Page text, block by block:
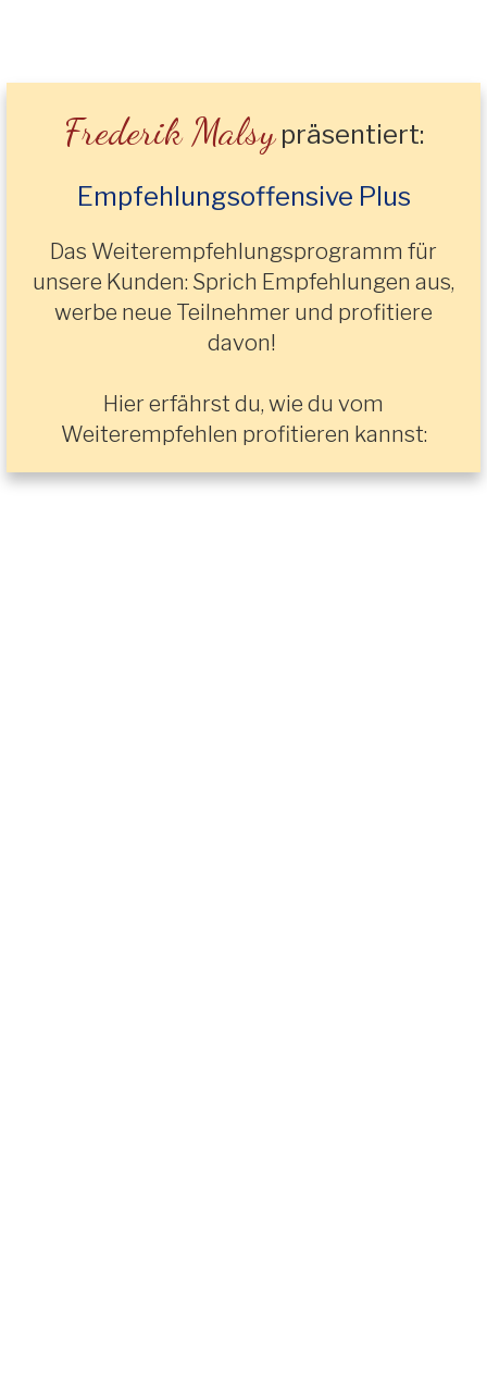
Frederik Malsy präsentiert:
Empfehlungsoffensive Plus
Das Weiterempfehlungsprogramm für
unsere Kunden: Sprich Empfehlungen aus,
werbe neue Teilnehmer und profitiere
davon!
Hier erfährst du, wie du vom
Weiterempfehlen profitieren kannst: